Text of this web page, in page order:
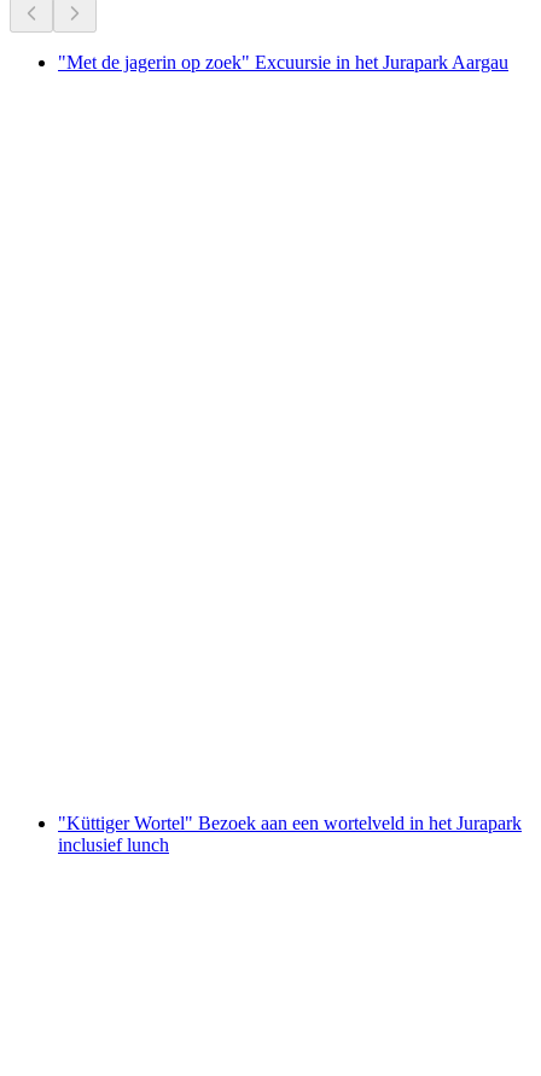
"Met de jagerin op zoek" Excuursie in het Jurapark Aargau
"Küttiger Wortel" Bezoek aan een wortelveld in het Jurapark
inclusief lunch